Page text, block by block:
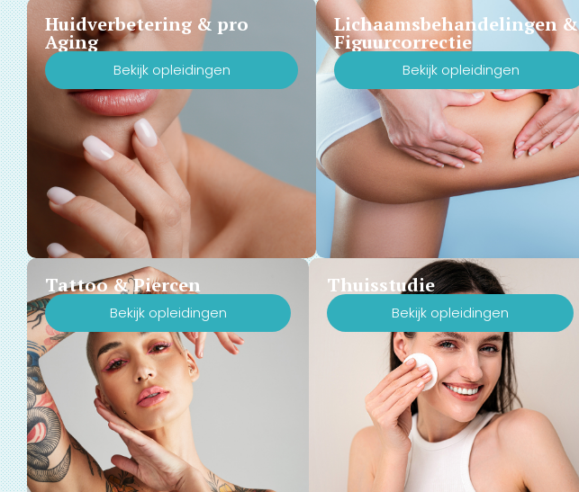
Huidverbetering & pro
Aging
Bekijk opleidingen
Lichaamsbehandelingen &
Figuurcorrectie
Bekijk opleidingen
Tattoo & Piercen
Bekijk opleidingen
Thuisstudie
Bekijk opleidingen